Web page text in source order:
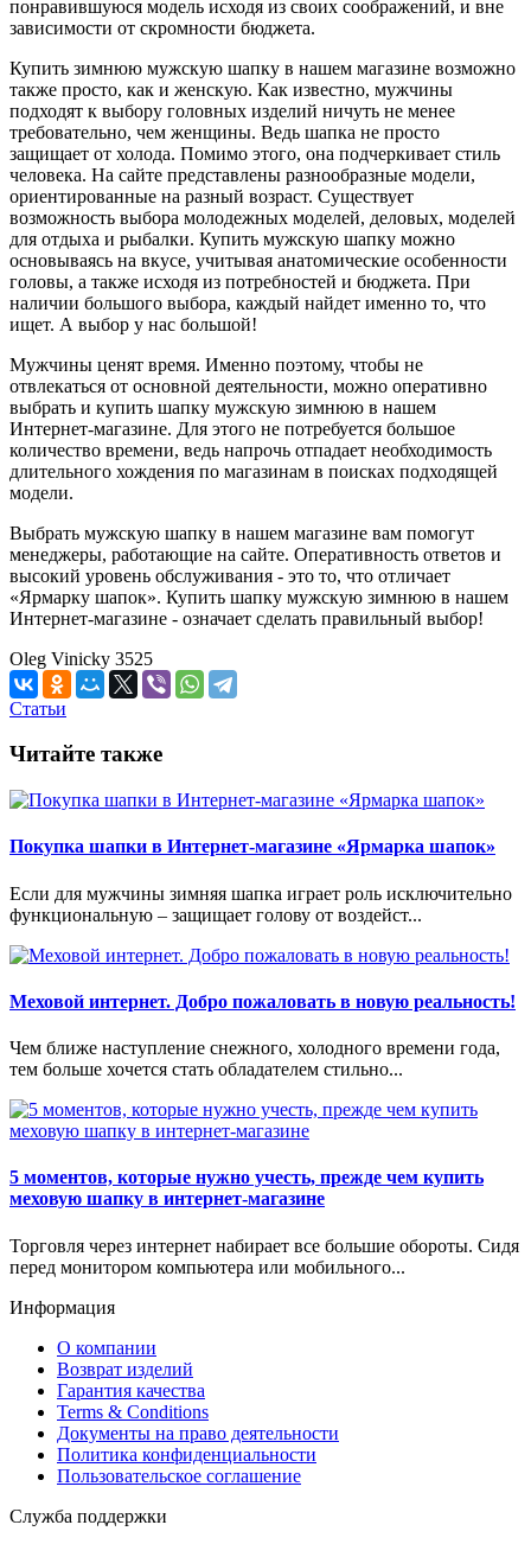
понравившуюся модель исходя из своих соображений, и вне
зависимости от скромности бюджета.
Купить зимнюю мужскую шапку в нашем магазине возможно
также просто, как и женскую. Как известно, мужчины
подходят к выбору головных изделий ничуть не менее
требовательно, чем женщины. Ведь шапка не просто
защищает от холода. Помимо этого, она подчеркивает стиль
человека. На сайте представлены разнообразные модели,
ориентированные на разный возраст. Существует
возможность выбора молодежных моделей, деловых, моделей
для отдыха и рыбалки. Купить мужскую шапку можно
основываясь на вкусе, учитывая анатомические особенности
головы, а также исходя из потребностей и бюджета. При
наличии большого выбора, каждый найдет именно то, что
ищет. А выбор у нас большой!
Мужчины ценят время. Именно поэтому, чтобы не
отвлекаться от основной деятельности, можно оперативно
выбрать и купить шапку мужскую зимнюю в нашем
Интернет-магазине. Для этого не потребуется большое
количество времени, ведь напрочь отпадает необходимость
длительного хождения по магазинам в поисках подходящей
модели.
Выбрать мужскую шапку в нашем магазине вам помогут
менеджеры, работающие на сайте. Оперативность ответов и
высокий уровень обслуживания - это то, что отличает
«Ярмарку шапок». Купить шапку мужскую зимнюю в нашем
Интернет-магазине - означает сделать правильный выбор!
Oleg Vinicky 3525
Статьи
Читайте также
Покупка шапки в Интернет-магазине «Ярмарка шапок»
Если для мужчины зимняя шапка играет роль исключительно
функциональную – защищает голову от воздейст...
Меховой интернет. Добро пожаловать в новую реальность!
Чем ближе наступление снежного, холодного времени года,
тем больше хочется стать обладателем стильно...
5 моментов, которые нужно учесть, прежде чем купить
меховую шапку в интернет-магазине
Торговля через интернет набирает все большие обороты. Сидя
перед монитором компьютера или мобильного...
Информация
О компании
Возврат изделий
Гарантия качества
Terms & Conditions
Документы на право деятельности
Политика конфиденциальности
Пользовательское соглашение
Служба поддержки